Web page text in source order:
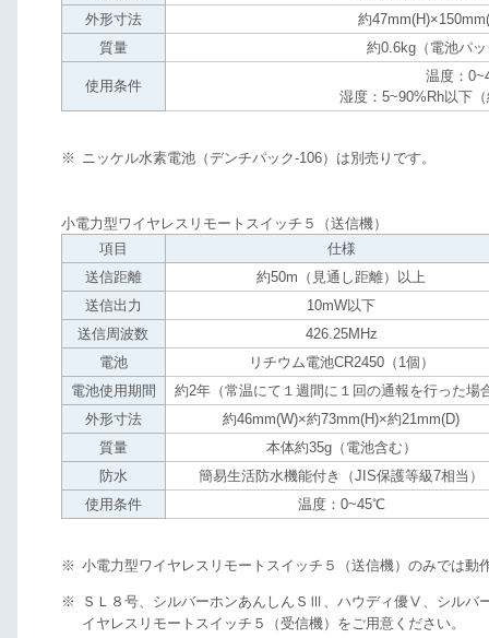
外形寸法
約
質量
約0.6kg（電池パ
使用条件
温度：
湿度：5~90%Rh以下
※ ニッケル水素電池（デンチパック-106）は別売りです。
小電力型ワイヤレスリモートスイッチ５（送信機）
項目
仕様
送信距離
約50m（見通し距離）以上
送信出力
10mW以下
送信周波数
426.25MHz
電池
リチウム電池CR2450（1個）
電池使用期間
約2年（常温にて１週間に１回の通報を行った場
外形寸法
約46mm(W)×約73mm(H)×約21mm(D)
質量
本体約35g（電池含む）
防水
簡易生活防水機能付き（JIS保護等級7相当）
使用条件
温度：0~45℃
※ 小電力型ワイヤレスリモートスイッチ５（送信機）のみでは
※
ＳＬ８号、シルバーホンあんしんＳⅢ、ハウディ優Ⅴ、シル
イヤレスリモートスイッチ５（受信機）をご用意ください。